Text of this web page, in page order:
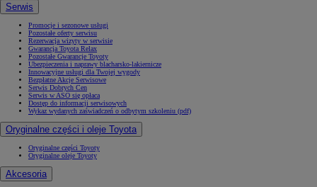
Serwis
Promocje i sezonowe usługi
Pozostałe oferty serwisu
Rezerwacja wizyty w serwisie
Gwarancja Toyota Relax
Pozostałe Gwarancje Toyoty
Ubezpieczenia i naprawy blacharsko-lakiernicze
Innowacyjne usługi dla Twojej wygody
Bezpłatne Akcje Serwisowe
Serwis Dobrych Cen
Serwis w ASO się opłaca
Dostęp do informacji serwisowych
Wykaz wydanych zaświadczeń o odbytym szkoleniu (pdf)
Oryginalne części i oleje Toyota
Oryginalne części Toyoty
Oryginalne oleje Toyoty
Akcesoria